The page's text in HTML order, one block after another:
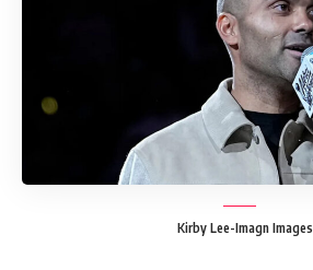
Kirby Lee-Imagn Images